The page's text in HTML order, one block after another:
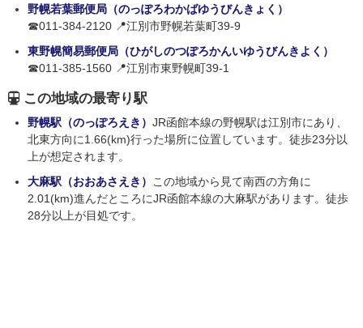
野幌若葉郵便局（のっぽろわかばゆうびんきょく）
☎011-384-2120 📍江別市野幌若葉町39-9
東野幌簡易郵便局（ひがしのつぽろかんいゆうびんきよく）
☎011-385-1560 📍江別市東野幌町39-1
この地域の最寄り駅
野幌駅（のっぽろえき） JR函館本線の野幌駅は江別市にあり、
北東方向に1.66(km)行った場所に位置しています。徒歩23分以
上が想定されます。
大麻駅（おおあさえき） この地域から見て南西の方角に
2.01(km)進んだところにJR函館本線の大麻駅があります。徒歩
28分以上が目処です。